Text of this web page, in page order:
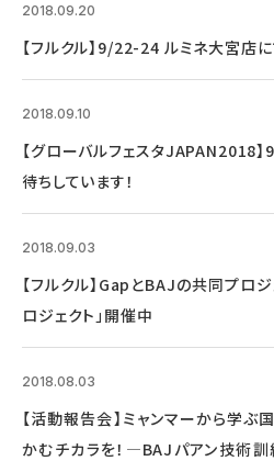
2018.09.20
【フルクル】9/22-24 ルミネ大宮店
2018.09.10
【グローバルフェスタJAPAN2018
待ちしています！
2018.09.03
【フルクル】GapとBAJの共同プロ
ロジェクト」開催中
2018.08.03
【活動報告会】ミャンマーから学
かむチカラを！―BAJパアン技術